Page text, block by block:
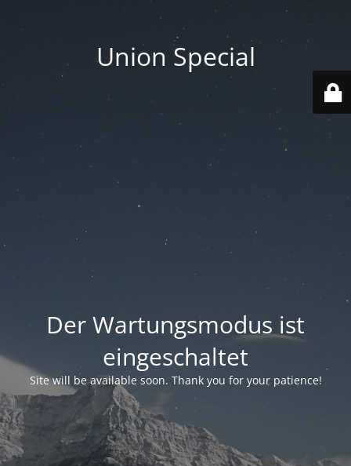
Union Special
Der Wartungsmodus ist
eingeschaltet
Site will be available soon. Thank you for your patience!